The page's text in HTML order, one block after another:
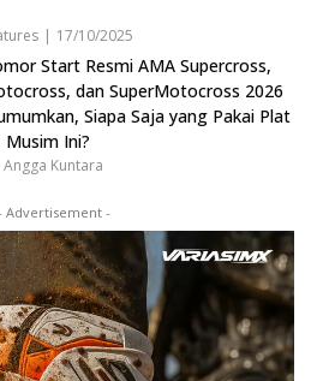
| 17/10/2025
Start Resmi AMA Supercross,
dan SuperMotocross 2026
Siapa Saja yang Pakai Plat
Musim Ini?
Angga Kuntara
Advertisement -